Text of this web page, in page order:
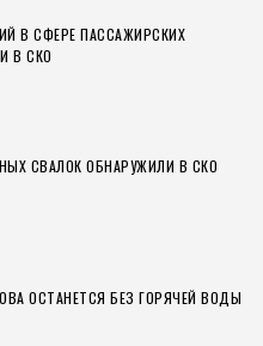
В СФЕРЕ ПАССАЖИРСКИХ
В СКО
СВАЛОК ОБНАРУЖИЛИ В СКО
ОСТАНЕТСЯ БЕЗ ГОРЯЧЕЙ ВОДЫ